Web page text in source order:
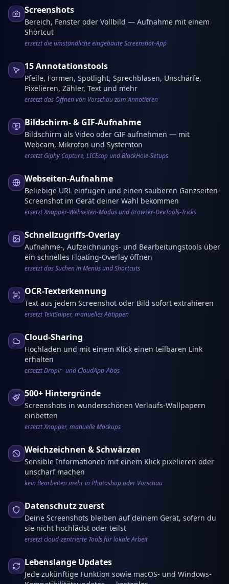
Screenshots
Bereich, Fenster oder Vollbild — Aufnahme mit einem
Shortcut
ersetzt die umständliche eingebaute Screenshot-App
15 Annotationstools
Pfeile, Formen, Spotlight, Sprechblasen, Unschärfe,
Pixelieren, Zähler, Text und mehr
ersetzt das Öffnen von Vorschau zum Annotieren
Bildschirm- & GIF-Aufnahme
Bildschirm als Video oder GIF aufnehmen — mit
Webcam, Mikrofon und Systemton
ersetzt Giphy Capture, LICEcap und BlackHole-Setups
Webseiten-Aufnahme
Beliebige URL einfügen und einen sauberen Ganzseiten-
Screenshot im Gerät deiner Wahl bekommen
ersetzt Xnapper-Webseiten-Modus und Browser-DevTools-Tricks
Schnellzugriffs-Overlay
Aufnahme-, Aufzeichnungs- und Bearbeitungstools über
ein schnelles Floating-Overlay öffnen
ersetzt das Suchen in Menüs und Shortcuts
OCR-Texterkennung
Text aus jedem Screenshot oder Bild sofort extrahieren
ersetzt TextSniper, manuelles Abtippen
Cloud-Sharing
Hochladen und mit einem Klick einen teilbaren Link
erhalten
ersetzt Droplr- und CloudApp-Abos
500+ Hintergründe
Screenshots in wunderschönen Verlaufs-Wallpapern
einbetten
ersetzt Xnapper, manuelle Mockups
Weichzeichnen & Schwärzen
Sensible Informationen mit einem Klick pixelieren oder
unscharf machen
kein Bearbeiten mehr in Photoshop oder Vorschau
Datenschutz zuerst
Deine Screenshots bleiben auf deinem Gerät, sofern du
sie nicht hochlädst oder teilst
ersetzt cloud-zentrierte Tools für lokale Arbeit
Lebenslange Updates
Jede zukünftige Funktion sowie macOS- und Windows-